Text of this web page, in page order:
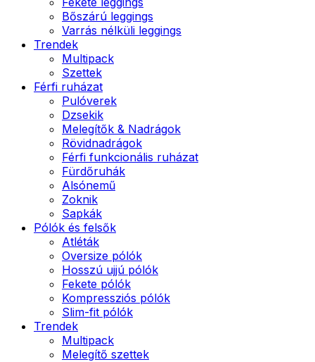
Bőszárú leggings
Varrás nélküli leggings
Trendek
Multipack
Szettek
Férfi ruházat
Pulóverek
Dzsekik
Melegítők & Nadrágok
Rövidnadrágok
Férfi funkcionális ruházat
Fürdőruhák
Alsónemű
Zoknik
Sapkák
Pólók és felsők
Atléták
Oversize pólók
Hosszú ujjú pólók
Fekete pólók
Kompressziós pólók
Slim-fit pólók
Trendek
Multipack
Melegítő szettek